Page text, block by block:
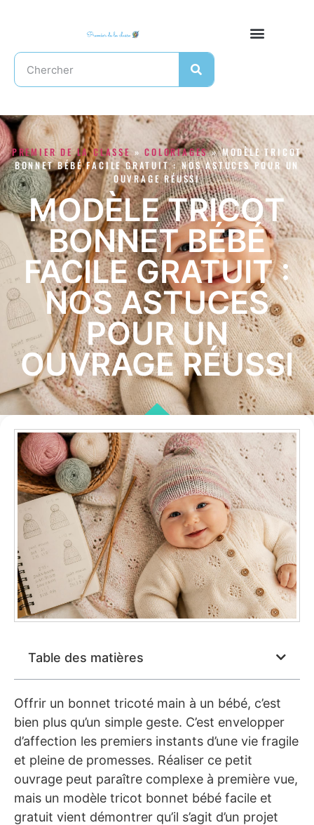
PREMIER DE LA CLASSE»COLORIAGES»MODÈLE TRICOT
BONNET BÉBÉ FACILE GRATUIT : NOS ASTUCES POUR UN
OUVRAGE RÉUSSI
MODÈLE TRICOT
BONNET BÉBÉ
FACILE GRATUIT :
NOS ASTUCES
POUR UN
OUVRAGE RÉUSSI
Table des matières
Offrir un bonnet tricoté main à un bébé, c’est
bien plus qu’un simple geste. C’est envelopper
d’affection les premiers instants d’une vie fragile
et pleine de promesses. Réaliser ce petit
ouvrage peut paraître complexe à première vue,
mais un modèle tricot bonnet bébé facile et
gratuit vient démontrer qu’il s’agit d’un projet